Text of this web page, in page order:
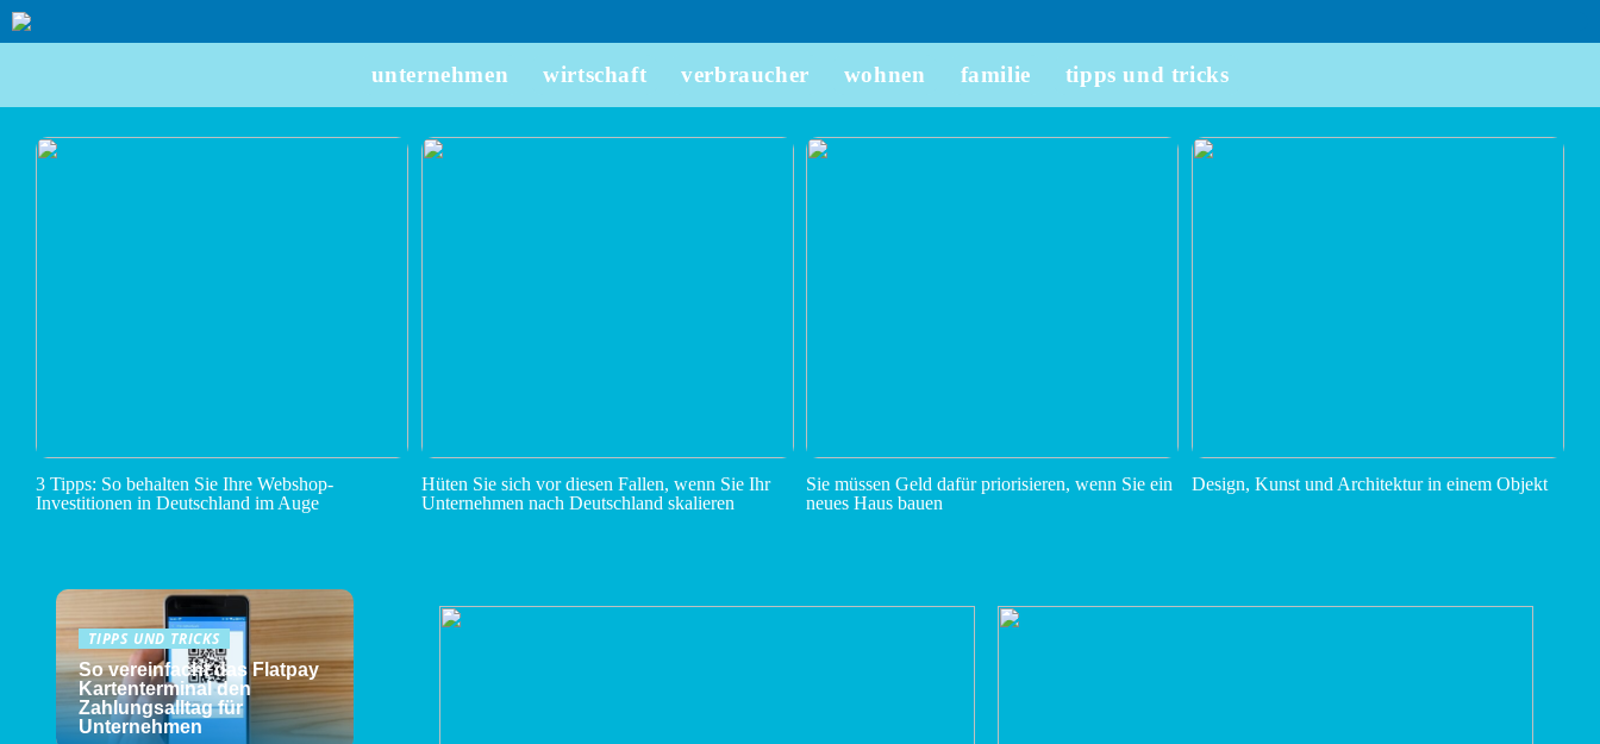
unternehmen wirtschaft verbraucher wohnen familie tipps und tricks
3 Tipps: So behalten Sie Ihre Webshop-
Investitionen in Deutschland im Auge
Hüten Sie sich vor diesen Fallen, wenn Sie Ihr
Unternehmen nach Deutschland skalieren
Sie müssen Geld dafür priorisieren, wenn Sie ein
neues Haus bauen
Design, Kunst und Architektur in einem Objekt
TIPPS UND TRICKS
So vereinfacht das Flatpay
Kartenterminal den
Zahlungsalltag für
Unternehmen